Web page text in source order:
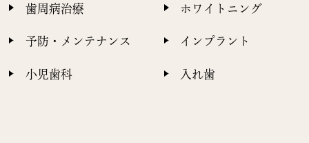
歯周病治療
予防・メンテナンス
小児歯科
ホワイトニング
インプラント
入れ歯